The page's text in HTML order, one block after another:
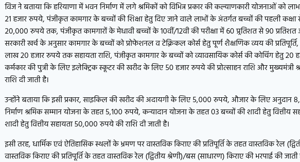
विज ने बताया कि हरियाणा में भवन निर्माण में लगे श्रमिकों को विभिन्न प्रकार की कल्याणकारी योजनाओं को
21 हजार रुपये, पंजीकृत कामगार के बच्चों की शिक्षा हेतु दिए जाने वाले लाभों के अंतर्गत बच्चों की पहली
20,000 रुपये तक, पंजीकृत कामगारों के मेधावी बच्चों के 10वीं/12वी की परीक्षा में 60 प्र्रतिशत से 90 प्रतिशत
सरकारी खर्च के अनुसार कामगार के बच्चों को प्रोफेशनल व टेक्निकल कोर्स हेतु पूर्ण शैक्षणिक व्यय की
लाख 20 हजार रुपये तक सहायता राशि, पंजीकृत कामगार के बच्चों को व्यावसायिक कोर्स की कोचिंग हेतु
कर्मकार की पुत्री के लिए इलेक्ट्रिक स्कूटर की खरीद के लिए 50 हजार रुपये की प्रोत्साहन राशि और
राशि दी जाती है।
उन्होंने बताया कि इसी प्रकार, साइकिल की खरीद की अदायगी के लिए 5,000 रुपये, औजार के लिए
निर्माण श्रमिक सम्मान योजना के तहत 5,100 रुपये, कन्यादान योजना के तहत 03 बच्चों की शादी हेतु
शादी हेतु वित्तीय सहायता 50,000 रुपये की राशि दी जाती है।
इसी तरह, धार्मिक एवं ऐतिहासिक स्थलों के भ्रमण पर वास्तविक किराए की प्रतिपूर्ति के तहत वास्तविक रेल
वास्तविक किराए की प्रतिपूर्ति के तहत वास्तविक रेल (द्वितीय श्रेणी)/बस (साधारण) किराए की भरपाई की